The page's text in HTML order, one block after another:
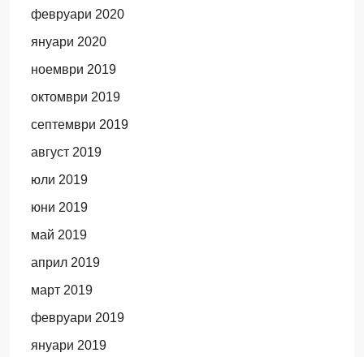
февруари 2020
януари 2020
ноември 2019
октомври 2019
септември 2019
август 2019
юли 2019
юни 2019
май 2019
април 2019
март 2019
февруари 2019
януари 2019